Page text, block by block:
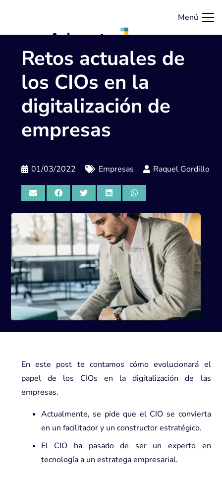
Menú
Retos actuales de
los CIOs en la
digitalización de
empresas
01/03/2022 Empresas Raquel Gordillo
En este post te contamos cómo evolucionará el
papel de los CIOs en la digitalización de las
empresas.
Actualmente, se pide que el CIO se convierta
en un facilitador y un constructor estratégico.
El CIO ha pasado de ser un experto en
tecnología a un estratega empresarial.